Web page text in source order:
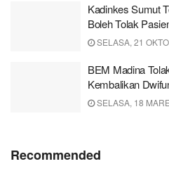
Kadinkes Sumut
Boleh Tolak
SELASA, 21
BEM Madina
Kembalikan
SELASA, 18
Recommended